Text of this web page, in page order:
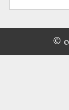
©